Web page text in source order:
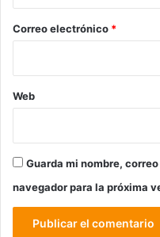
*
Correo electrónico *
Web
Guarda mi nombre,
navegador para la próxima